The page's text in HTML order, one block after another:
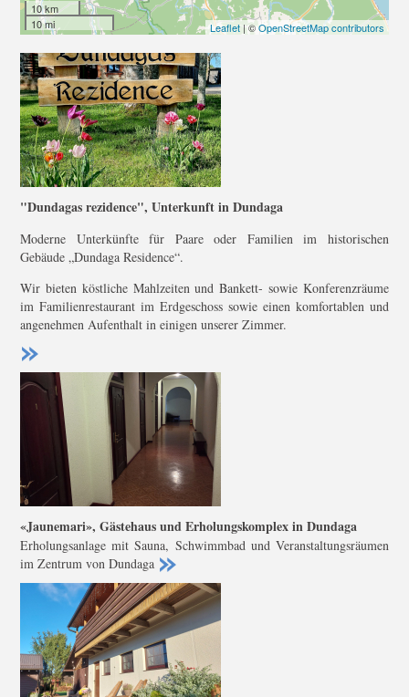
10 km
10 mi
Leaflet| ©OpenStreetMap contributors
"Dundagas rezidence", Unterkunft in Dundaga
Moderne Unterkünfte für Paare oder Familien im historischen
Gebäude „Dundaga Residence“.
Wir bieten köstliche Mahlzeiten und Bankett- sowie Konferenzräume
im Familienrestaurant im Erdgeschoss sowie einen komfortablen und
angenehmen Aufenthalt in einigen unserer Zimmer.
«Jaunemari», Gästehaus und Erholungskomplex in Dundaga
Erholungsanlage mit Sauna, Schwimmbad und Veranstaltungsräumen
im Zentrum von Dundaga